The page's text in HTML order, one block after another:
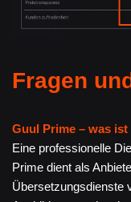
Fragen
Guul Prime – was ist
Eine professionelle
Prime dient als
Übersetzungsdienste